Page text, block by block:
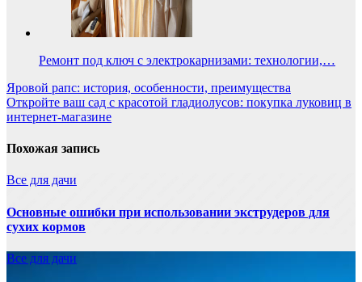
Ремонт под ключ с электрокарнизами: технологии,…
Навигация
по
Яровой рапс: история, особенности, преимущества
Откройте ваш сад с красотой гладиолусов: покупка луковиц в
интернет-магазине
Похожая запись
Все для дачи
Основные ошибки при использовании экструдеров для
сухих кормов
Все для дачи